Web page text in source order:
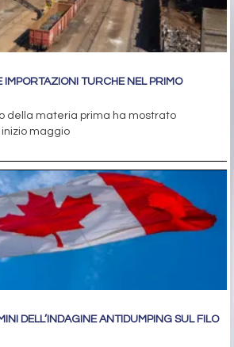
IMPORTAZIONI TURCHE NEL PRIMO
della materia prima ha mostrato
maggio
DELL’INDAGINE ANTIDUMPING SUL FILO